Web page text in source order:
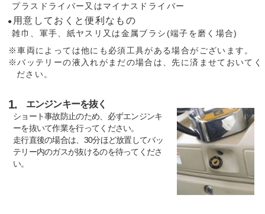
プラスドライバー又はマイナスドライバー
● 用意しておくと便利なもの
雑巾、軍手、紙ヤスリ又は金属ブラシ(端子を磨く場合)
※車両によっては他にも必須工具がある場合がございます。
※バッテリーの液入れがまだの場合は、先に済ませておいてく
ださい。
1. エンジンキーを抜く
ショート事故防止のため、必ずエンジンキ
ーを抜いて作業を行ってください。
走行直後の場合は、30分ほど放置してバッ
テリー内のガスが抜けるのを待ってくださ
い。